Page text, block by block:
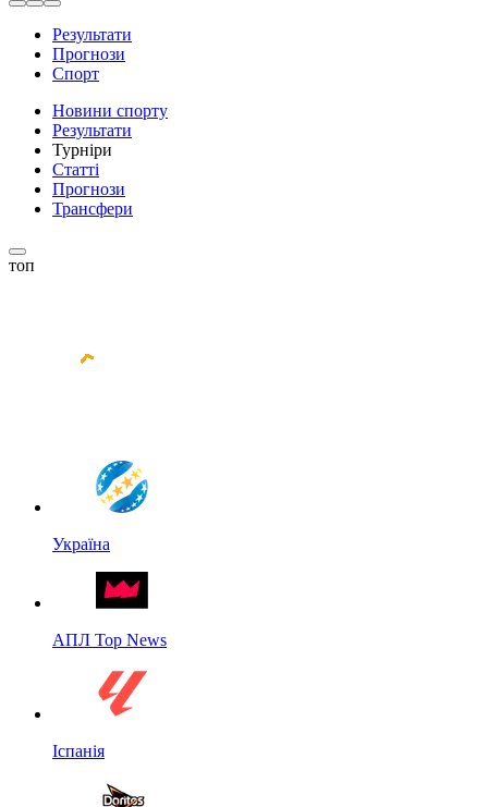
Результати
Прогнози
Спорт
Новини спорту
Результати
Турніри
Статті
Прогнози
Трансфери
топ
Україна
АПЛ Top News
Іспанія